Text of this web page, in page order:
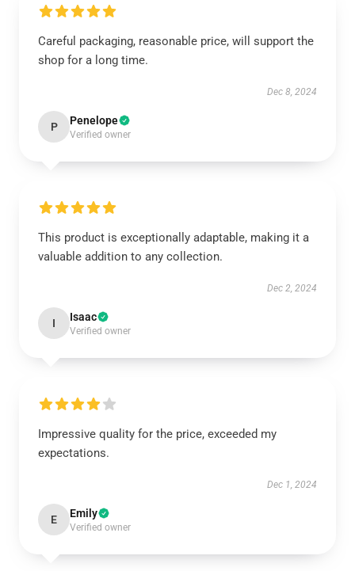
Careful packaging, reasonable price, will support the
shop for a long time.
Dec 8, 2024
P Penelope
Verified owner
This product is exceptionally adaptable, making it a
valuable addition to any collection.
Dec 2, 2024
I Isaac
Verified owner
Impressive quality for the price, exceeded my
expectations.
Dec 1, 2024
E Emily
Verified owner